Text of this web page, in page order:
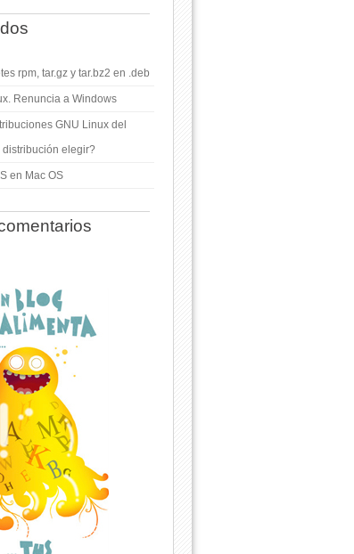
texlive-fonts-extra texlive-lang-spanish
rpm, tar.gz y tar.bz2 en .deb
Renuncia a Windows
GNU Linux del
distribución elegir?
en Mac OS